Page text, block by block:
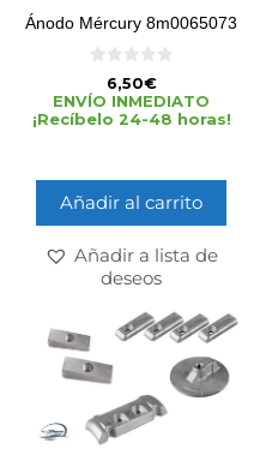
Ánodo Mércury 8m0065073
d
e
5
6,50€
ENVÍO INMEDIATO
¡Recíbelo 24-48 horas!
Añadir al carrito
Añadir a lista de
deseos